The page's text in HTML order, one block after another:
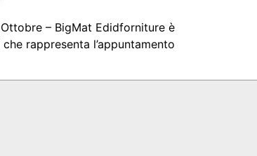
– BigMat Edidforniture è
rappresenta l’appuntamento